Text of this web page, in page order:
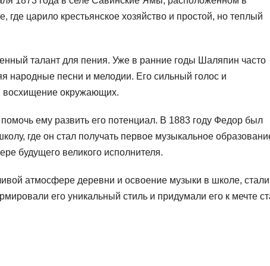
царило крестьянское хозяйство и простой, но теплый
талант для пения. Уже в ранние годы Шаляпин часто
народные песни и мелодии. Его сильный голос и
восхищение окружающих.
ему развить его потенциал. В 1883 году Федор был
где он стал получать первое музыкальное
будущего великого исполнителя.
атмосфере деревни и освоение музыки в школе, стали
его уникальный стиль и придумали его к мечте